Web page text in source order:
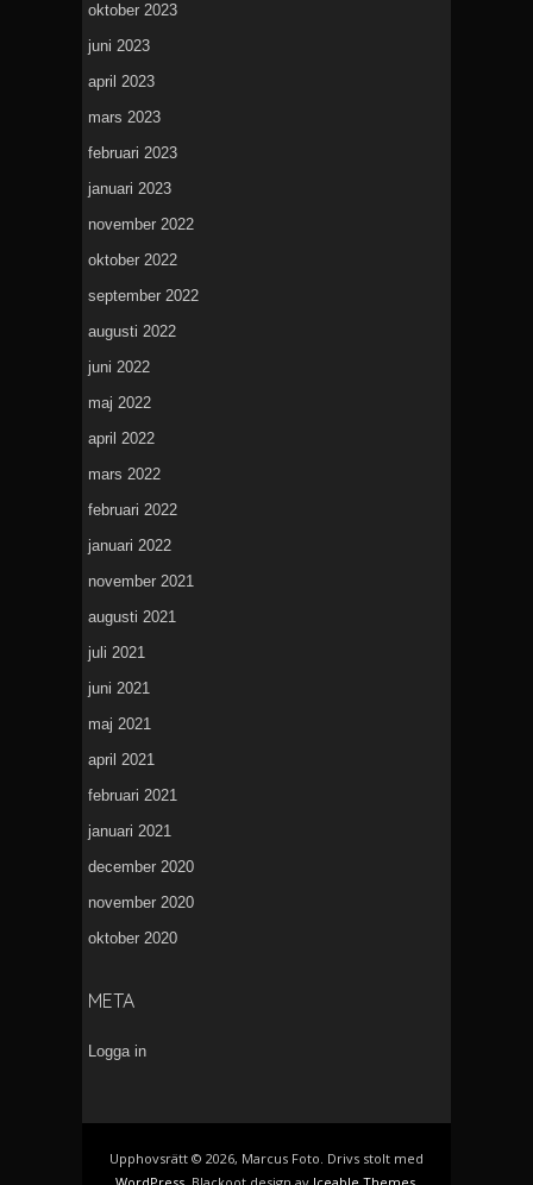
oktober 2023
juni 2023
april 2023
mars 2023
februari 2023
januari 2023
november 2022
oktober 2022
september 2022
augusti 2022
juni 2022
maj 2022
april 2022
mars 2022
februari 2022
januari 2022
november 2021
augusti 2021
juli 2021
juni 2021
maj 2021
april 2021
februari 2021
januari 2021
december 2020
november 2020
oktober 2020
META
Logga in
Upphovsrätt © 2026, Marcus Foto. Drivs stolt med